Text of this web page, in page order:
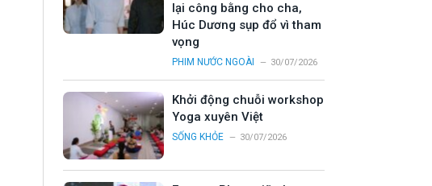
lại công bằng cho cha,
Húc Dương sụp đổ vì tham
vọng
PHIM NƯỚC NGOÀI 30/07/2026
Khởi động chuỗi workshop
Yoga xuyên Việt
SỐNG KHỎE 30/07/2026